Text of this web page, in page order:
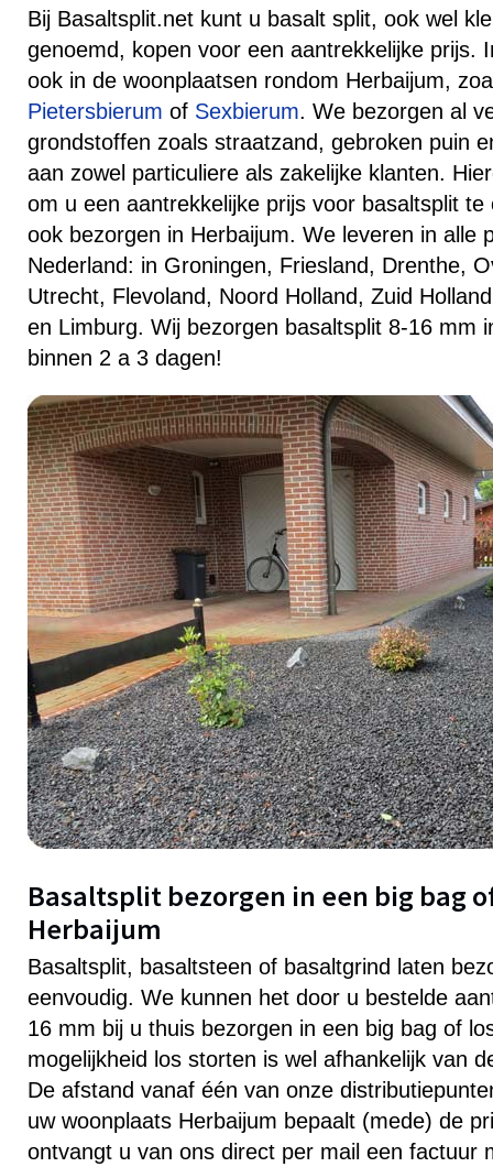
Bij Basaltsplit.net kunt u basalt split, ook wel
genoemd, kopen voor een aantrekkelijke prijs.
ook in de woonplaatsen rondom Herbaijum,
Pietersbierum of Sexbierum. We bezorgen al
grondstoffen zoals straatzand, gebroken puin
aan zowel particuliere als zakelijke klanten.
om u een aantrekkelijke prijs voor basaltsplit
ook bezorgen in Herbaijum. We leveren in alle
Nederland: in Groningen, Friesland, Drenthe,
Utrecht, Flevoland, Noord Holland, Zuid
en Limburg. Wij bezorgen basaltsplit 8-16 mm
binnen 2 a 3 dagen!
Basaltsplit bezorgen in een big bag
Herbaijum
Basaltsplit, basaltsteen of basaltgrind laten
eenvoudig. We kunnen het door u bestelde
16 mm bij u thuis bezorgen in een big bag of
mogelijkheid los storten is wel afhankelijk van
De afstand vanaf één van onze
uw woonplaats Herbaijum bepaalt (mede) de
ontvangt u van ons direct per mail een factuur